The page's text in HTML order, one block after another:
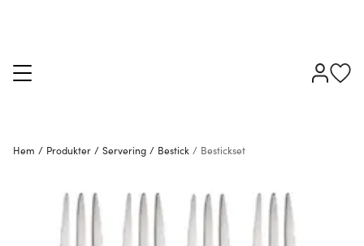
Hem / Produkter / Servering / Bestick / Bestickset